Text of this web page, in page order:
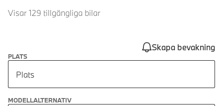
Visar 129 tillgängliga bilar
Skapa bevakning
PLATS
Plats
MODELLALTERNATIV